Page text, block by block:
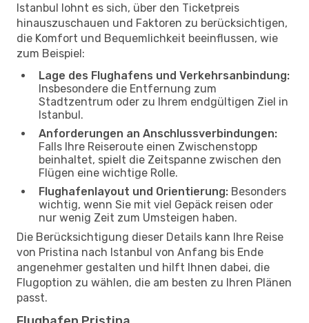
Istanbul lohnt es sich, über den Ticketpreis
hinauszuschauen und Faktoren zu berücksichtigen,
die Komfort und Bequemlichkeit beeinflussen, wie
zum Beispiel:
Lage des Flughafens und Verkehrsanbindung:
Insbesondere die Entfernung zum
Stadtzentrum oder zu Ihrem endgültigen Ziel in
Istanbul.
Anforderungen an Anschlussverbindungen:
Falls Ihre Reiseroute einen Zwischenstopp
beinhaltet, spielt die Zeitspanne zwischen den
Flügen eine wichtige Rolle.
Flughafenlayout und Orientierung: Besonders
wichtig, wenn Sie mit viel Gepäck reisen oder
nur wenig Zeit zum Umsteigen haben.
Die Berücksichtigung dieser Details kann Ihre Reise
von Pristina nach Istanbul von Anfang bis Ende
angenehmer gestalten und hilft Ihnen dabei, die
Flugoption zu wählen, die am besten zu Ihren Plänen
passt.